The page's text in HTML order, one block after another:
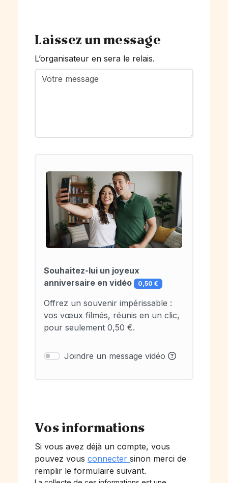
Laissez un message
L’organisateur en sera le relais.
Souhaitez-lui un joyeux
anniversaire en vidéo
0,50 €
Offrez un souvenir impérissable :
vos vœux filmés, réunis en un clic,
pour seulement 0,50 €.
Joindre un message vidéo
Vos informations
Si vous avez déjà un compte, vous
pouvez vous connecter sinon merci de
remplir le formulaire suivant.